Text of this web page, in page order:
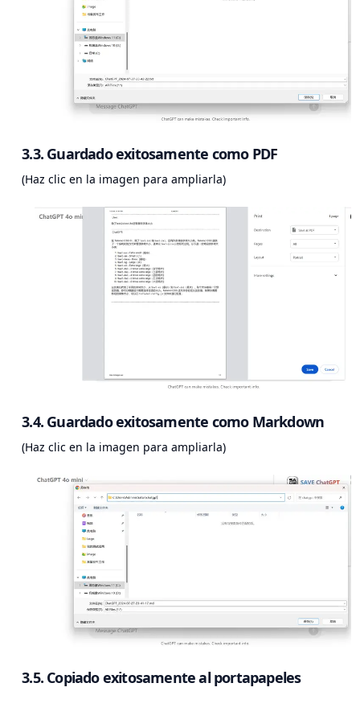
3.3. Guardado exitosamente como PDF
(Haz clic en la imagen para ampliarla)
3.4. Guardado exitosamente como Markdown
(Haz clic en la imagen para ampliarla)
3.5. Copiado exitosamente al portapapeles